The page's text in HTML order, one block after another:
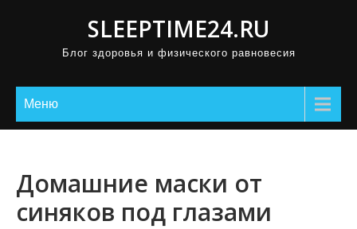
SLEEPTIME24.RU
Блог здоровья и физического равновесия
Меню
Домашние маски от
синяков под глазами